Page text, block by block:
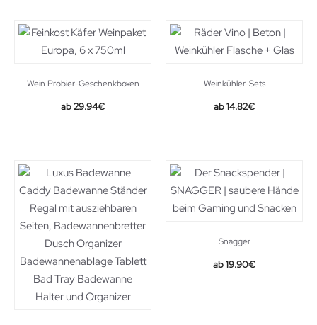
Wein Probier-Geschenkboxen
29.94€
Weinkühler-Sets
Original
14.82€Current
Snagger
19.90€